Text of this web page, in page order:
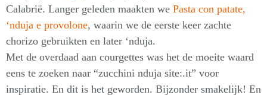
Calabrië. Langer geleden maakten we Pasta con patate,
‘nduja e provolone, waarin we de eerste keer zachte
chorizo gebruikten en later ‘nduja.
Met de overdaad aan courgettes was het de moeite waard
eens te zoeken naar “zucchini nduja site:.it” voor
inspiratie. En dit is het geworden. Bijzonder smakelijk! En